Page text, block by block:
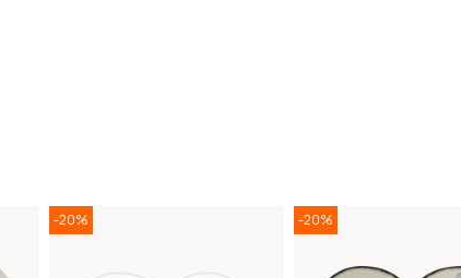
-20% -20%